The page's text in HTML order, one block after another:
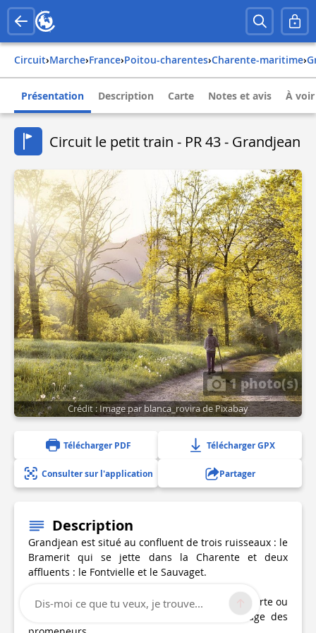
Circuit› Marche› france› poitou-charentes› charente-maritime›
Présentation Description Carte Notes et avis À
Circuit le petit train - PR 43 - Grandjean
1 photo(s)
Crédit : Image par blanca_rovira de Pixabay
Télécharger PDF Télécharger GPX
Consulter sur l'application Partager
Description
Grandjean est situé au confluent de trois ruisseaux : le
Bramerit qui se jette dans la Charente et deux
affluents : le Fontvielle et le Sauvaget.
L’itinéraire emprunte une portion de la Ferrée verte ou
Chemin des Escarbilles remis en état à l’usage des
Dis-moi ce que tu veux, je trouve...